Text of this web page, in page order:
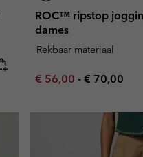
ROC™ ripstop
dames
Rekbaar materiaal
Minimum sale price:
€ 56,00 - Maximum
€ 70,00